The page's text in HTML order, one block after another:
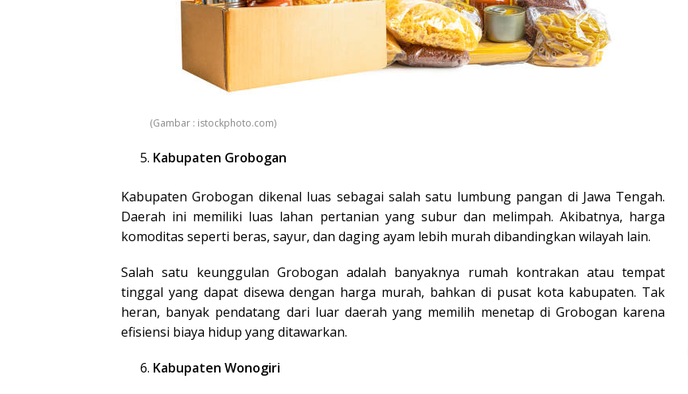
(Gambar : istockphoto.com)
Kabupaten Grobogan
Kabupaten Grobogan dikenal luas sebagai salah satu lumbung pangan di Jawa Tengah.
Daerah ini memiliki luas lahan pertanian yang subur dan melimpah. Akibatnya, harga
komoditas seperti beras, sayur, dan daging ayam lebih murah dibandingkan wilayah lain.
Salah satu keunggulan Grobogan adalah banyaknya rumah kontrakan atau tempat
tinggal yang dapat disewa dengan harga murah, bahkan di pusat kota kabupaten. Tak
heran, banyak pendatang dari luar daerah yang memilih menetap di Grobogan karena
efisiensi biaya hidup yang ditawarkan.
Kabupaten Wonogiri